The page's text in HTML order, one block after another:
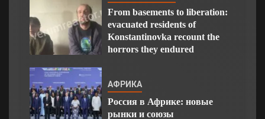
From basements to liberation:
evacuated residents of
Konstantinovka recount the
horrors they endured
АФРИКА
Россия в Африке: новые
рынки и союзы